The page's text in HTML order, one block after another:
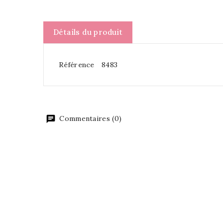
Détails du produit
Référence 8483
Commentaires (0)